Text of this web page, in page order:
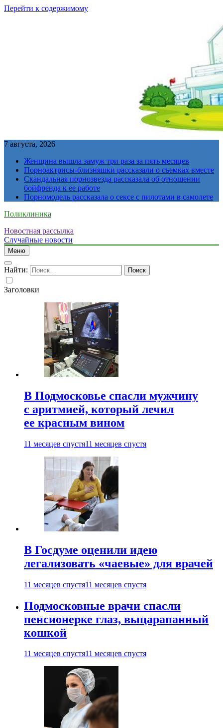
Перейти к содержимому
7 августа, 2026
Женщина вышла замуж три раза за пять месяцев
Порноактрисы-близняшки рассказали о съемках вместе
Скандальная порнозвезда рассказала об отношении
бойфренда к ее работе
Порномодель рассказала о сексе с пилотами в самолете
Поликлиника
Новостная рассылка
Случайные новости
Меню
Найти:
Заголовки
В Подмосковье спасли мужчину
с аритмией, который лечил
ее красным вином
11 месяцев спустя11 месяцев спустя
В Госдуме оценили идею
легализовать «чаевые» для врачей
11 месяцев спустя11 месяцев спустя
Подмосковные врачи спасли
пенсионерке глаз, выцарапанный
кошкой
11 месяцев спустя11 месяцев спустя